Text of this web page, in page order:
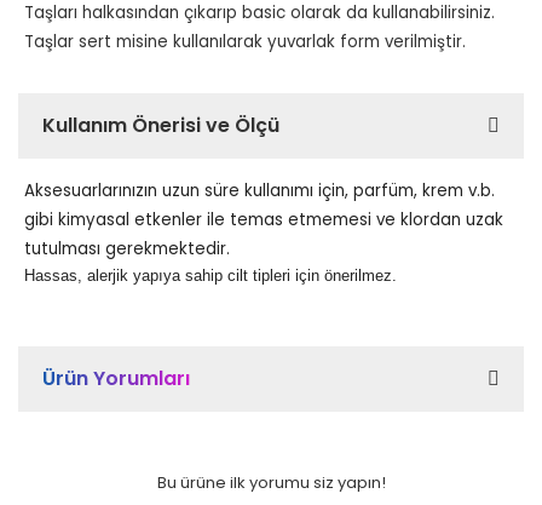
Taşları halkasından çıkarıp basic olarak da kullanabilirsiniz.
Taşlar sert misine kullanılarak yuvarlak form verilmiştir.
Kullanım Önerisi ve Ölçü
Aksesuarlarınızın uzun süre kullanımı için, parfüm, krem v.b.
gibi kimyasal etkenler ile temas etmemesi ve klordan uzak
tutulması gerekmektedir.
Hassas, alerjik yapıya sahip cilt tipleri için önerilmez.
Ürün Yorumları
Bu ürüne ilk yorumu siz yapın!